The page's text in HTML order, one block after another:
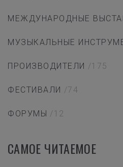
МЕЖДУНАРОДНЫЕ
МУЗЫКАЛЬНЫЕ
ПРОИЗВОДИТЕЛИ /175
ФЕСТИВАЛИ /74
ФОРУМЫ /12
САМОЕ ЧИТАЕМОЕ